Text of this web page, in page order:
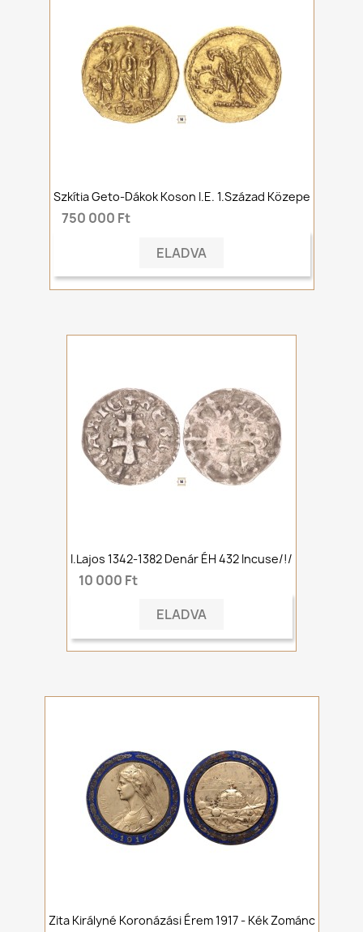
Szkítia Geto-Dákok Koson I.e. 1.század Közepe
750 000 Ft
ELADVA
I.Lajos 1342-1382 Denár ÉH 432 Incuse/!/
10 000 Ft
ELADVA
Zita Királyné Koronázási Érem 1917 - Kék Zománc